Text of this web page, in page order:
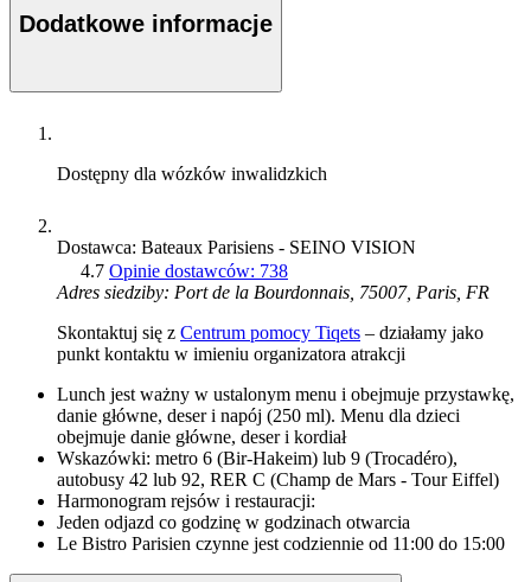
Dodatkowe informacje
Dostępny dla wózków inwalidzkich
Dostawca: Bateaux Parisiens - SEINO VISION
4.7 Opinie dostawców: 738
Adres siedziby: Port de la Bourdonnais, 75007, Paris, FR
Skontaktuj się z Centrum pomocy Tiqets – działamy jako
punkt kontaktu w imieniu organizatora atrakcji
Lunch jest ważny w ustalonym menu i obejmuje przystawkę,
danie główne, deser i napój (250 ml). Menu dla dzieci
obejmuje danie główne, deser i kordiał
Wskazówki: metro 6 (Bir-Hakeim) lub 9 (Trocadéro),
autobusy 42 lub 92, RER C (Champ de Mars - Tour Eiffel)
Harmonogram rejsów i restauracji:
Jeden odjazd co godzinę w godzinach otwarcia
Le Bistro Parisien czynne jest codziennie od 11:00 do 15:00